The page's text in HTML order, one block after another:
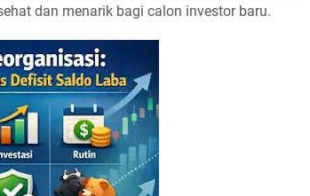
dan menarik bagi calon investor baru.